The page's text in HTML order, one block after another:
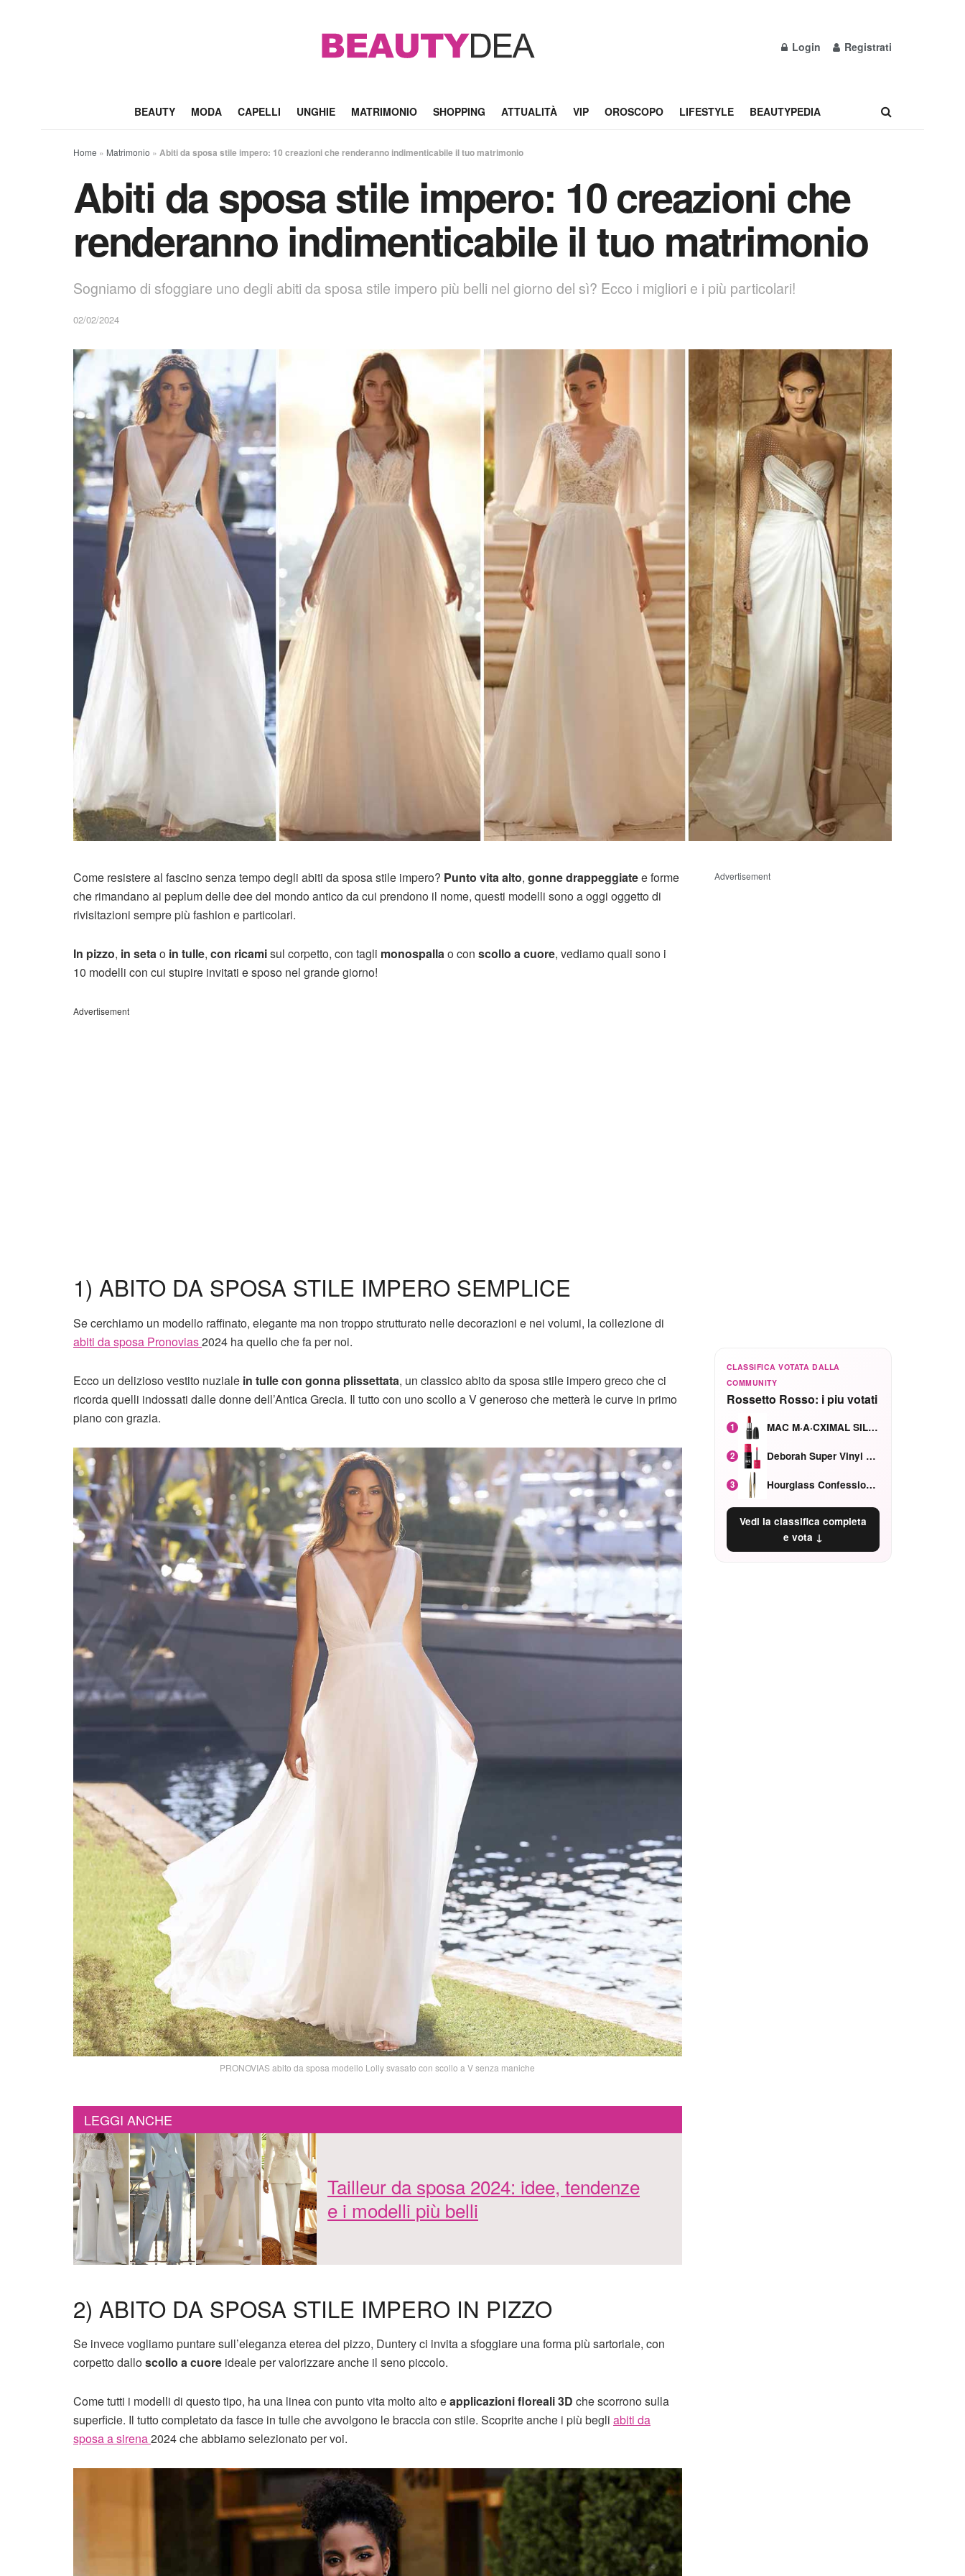
Login Registrati
BEAUTY MODA CAPELLI UNGHIE MATRIMONIO SHOPPING ATTUALITÀ VIP OROSCOPO LIFESTYLE BEAUTYPEDIA
Home » Matrimonio » Abiti da sposa stile impero: 10 creazioni che renderanno indimenticabile il tuo matrimonio
Abiti da sposa stile impero: 10 creazioni che
renderanno indimenticabile il tuo matrimonio
Sogniamo di sfoggiare uno degli abiti da sposa stile impero più belli nel giorno del sì? Ecco i migliori e i più particolari!
02/02/2024
Come resistere al fascino senza tempo degli abiti da sposa stile impero? Punto vita alto, gonne drappeggiatee forme
che rimandano ai peplum delle dee del mondo antico da cui prendono il nome, questi modelli sono a oggi oggetto di
rivisitazioni sempre più fashion e particolari.
In pizzo, in setao in tulle, con ricamisul corpetto, con tagli monospallao con scollo a cuore, vediamo quali sono i
10 modelli con cui stupire invitati e sposo nel grande giorno!
Advertisement
1) ABITO DA SPOSA STILE IMPERO SEMPLICE
Se cerchiamo un modello raffinato, elegante ma non troppo strutturato nelle decorazioni e nei volumi, la collezione di
abiti da sposa Pronovias2024 ha quello che fa per noi.
Ecco un delizioso vestito nuziale in tulle con gonna plissettata, un classico abito da sposa stile impero greco che ci
ricorda quelli indossati dalle donne dell’Antica Grecia. Il tutto con uno scollo a V generoso che metterà le curve in primo
piano con grazia.
PRONOVIAS abito da sposa modello Lolly svasato con scollo a V senza maniche
LEGGI ANCHE
Tailleur da sposa 2024: idee, tendenze
e i modelli più belli
2) ABITO DA SPOSA STILE IMPERO IN PIZZO
Se invece vogliamo puntare sull’eleganza eterea del pizzo, Duntery ci invita a sfoggiare una forma più sartoriale, con
corpetto dalloscollo a cuore ideale per valorizzare anche il seno piccolo.
Come tutti i modelli di questo tipo, ha una linea con punto vita molto alto eapplicazioni floreali 3D che scorrono sulla
superficie. Il tutto completato da fasce in tulle che avvolgono le braccia con stile. Scoprite anche i più begli abiti da
sposa a sirena2024 che abbiamo selezionato per voi.
Advertisement
CLASSIFICA VOTATA DALLA
COMMUNITY
Rossetto Rosso: i piu votati
1 MAC M·A·CXIMAL SILKY MATTE Red Rock mat
2 Deborah Super Vinyl Shake Rosa Ciliegia
3 Hourglass Confession Ricaricabile Ultra Preciso Ad Alta Intensità Secretly Classic Red
Vedi la classifica completa
e vota ↓